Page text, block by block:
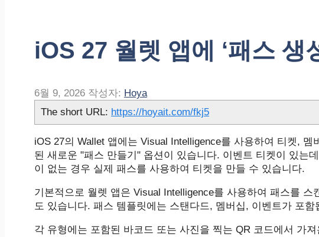
iOS 27 월렛 앱에 ‘패스 생
6월 9, 2026 작성자: Hoya
The short URL: https://hoyait.com/fkj5
iOS 27의 Wallet 앱에는 Visual Intelligence를 사용하여 티켓, 멤
된 새로운 "패스 만들기" 옵션이 있습니다. 이벤트 티켓이 있는
이 없는 경우 실제 패스를 사용하여 티켓을 만들 수 있습니다.
기본적으로 월렛 앱은 ‌Visual Intelligence‌를 사용하여 패스를
도 있습니다. 패스 템플릿에는 스탠다드, 멤버십, 이벤트가 포함
각 유형에는 포함된 바코드 또는 사진을 찍는 QR 코드에서 가